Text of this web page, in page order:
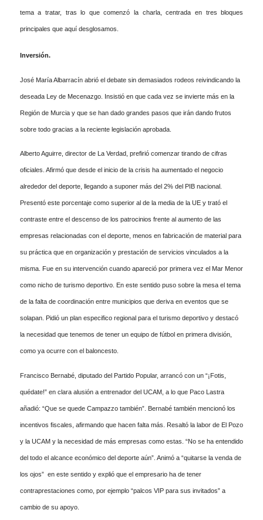
tema a tratar, tras lo que comenzó la charla, centrada en tres bloques
principales que aquí desglosamos.
Inversión.
José María Albarracín abrió el debate sin demasiados rodeos reivindicando la
deseada Ley de Mecenazgo. Insistió en que cada vez se invierte más en la
Región de Murcia y que se han dado grandes pasos que irán dando frutos
sobre todo gracias a la reciente legislación aprobada.
Alberto Aguirre, director de La Verdad, prefirió comenzar tirando de cifras
oficiales. Afirmó que desde el inicio de la crisis ha aumentado el negocio
alrededor del deporte, llegando a suponer más del 2% del PIB nacional.
Presentó este porcentaje como superior al de la media de la UE y trató el
contraste entre el descenso de los patrocinios frente al aumento de las
empresas relacionadas con el deporte, menos en fabricación de material para
su práctica que en organización y prestación de servicios vinculados a la
misma. Fue en su intervención cuando apareció por primera vez el Mar Menor
como nicho de turismo deportivo. En este sentido puso sobre la mesa el tema
de la falta de coordinación entre municipios que deriva en eventos que se
solapan. Pidió un plan especifico regional para el turismo deportivo y destacó
la necesidad que tenemos de tener un equipo de fútbol en primera división,
como ya ocurre con el baloncesto.
Francisco Bernabé, diputado del Partido Popular, arrancó con un “¡Fotis,
quédate!” en clara alusión a entrenador del UCAM, a lo que Paco Lastra
añadió: “Que se quede Campazzo también”. Bernabé también mencionó los
incentivos fiscales, afirmando que hacen falta más. Resaltó la labor de El Pozo
y la UCAM y la necesidad de más empresas como estas. “No se ha entendido
del todo el alcance económico del deporte aún”. Animó a “quitarse la venda de
los ojos” en este sentido y explió que el empresario ha de tener
contraprestaciones como, por ejemplo “palcos VIP para sus invitados” a
cambio de su apoyo.